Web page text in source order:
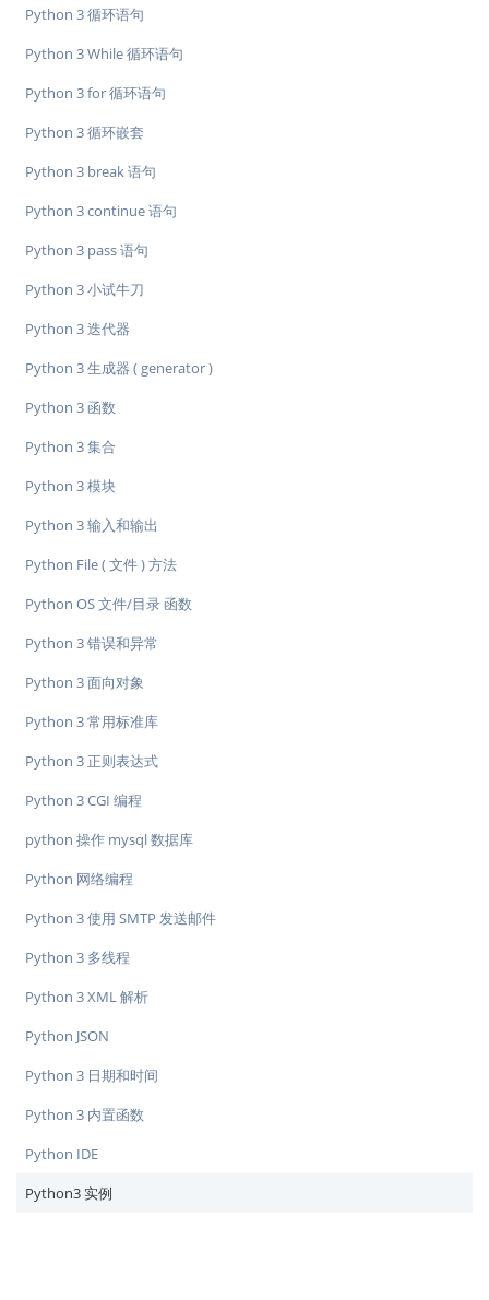
Python 3 循环语句
Python 3 While 循环语句
Python 3 for 循环语句
Python 3 循环嵌套
Python 3 break 语句
Python 3 continue 语句
Python 3 pass 语句
Python 3 小试牛刀
Python 3 迭代器
Python 3 生成器 ( generator )
Python 3 函数
Python 3 集合
Python 3 模块
Python 3 输入和输出
Python File ( 文件 ) 方法
Python OS 文件/目录 函数
Python 3 错误和异常
Python 3 面向对象
Python 3 常用标准库
Python 3 正则表达式
Python 3 CGI 编程
python 操作 mysql 数据库
Python 网络编程
Python 3 使用 SMTP 发送邮件
Python 3 多线程
Python 3 XML 解析
Python JSON
Python 3 日期和时间
Python 3 内置函数
Python IDE
Python3 实例